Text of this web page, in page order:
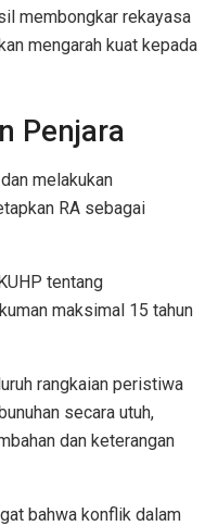
membongkar rekayasa
mengarah kuat kepada
Penjara
melakukan
RA sebagai
tentang
maksimal 15 tahun
rangkaian peristiwa
secara utuh,
dan keterangan
bahwa konflik dalam